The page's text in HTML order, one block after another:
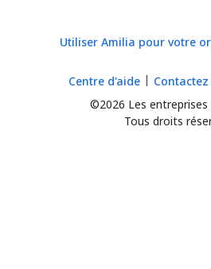
Utiliser Amilia pour votre
©2026 Les entreprises
Tous droits
Centre d'aide